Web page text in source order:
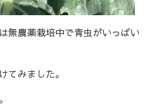
無農薬栽培中で青虫がいっぱい
てみました。